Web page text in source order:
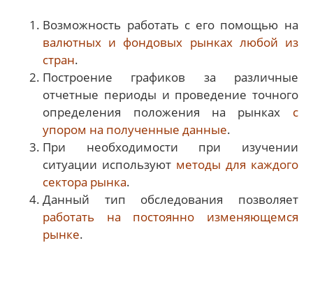
Возможность работать с его помощью на
валютных и фондовых рынках любой из
стран.
Построение графиков за различные
отчетные периоды и проведение точного
определения положения на рынках с
упором на полученные данные.
При необходимости при изучении
ситуации используют методы для каждого
сектора рынка.
Данный тип обследования позволяет
работать на постоянно изменяющемся
рынке.